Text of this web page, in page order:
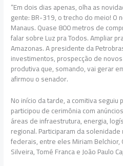
“Em dois dias apenas, olha as
gente: BR-319, o trecho do meio! O
Manaus. Quase 800 metros de
falar sobre Luz pra Todos. Ampliar
Amazonas. A presidente da
investimentos, prospecção de
produtiva que, somando, vai gerar
afirmou o senador.
No início da tarde, a comitiva seguiu
participou de cerimônia com
áreas de infraestrutura, energia,
regional. Participaram da
federais, entre eles Miriam
Silveira, Tomé Franca e João Paulo